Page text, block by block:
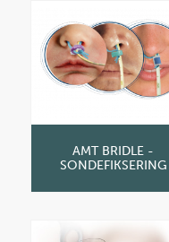
AMT BRIDLE -
SONDEFIKSERING